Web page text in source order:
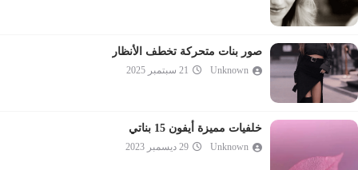
صور بنات متحركة تخطف الأنظار
Unknown 21 سبتمبر 2025
خلفيات مميزة أيفون 15 بناتي
Unknown 29 ديسمبر 2023